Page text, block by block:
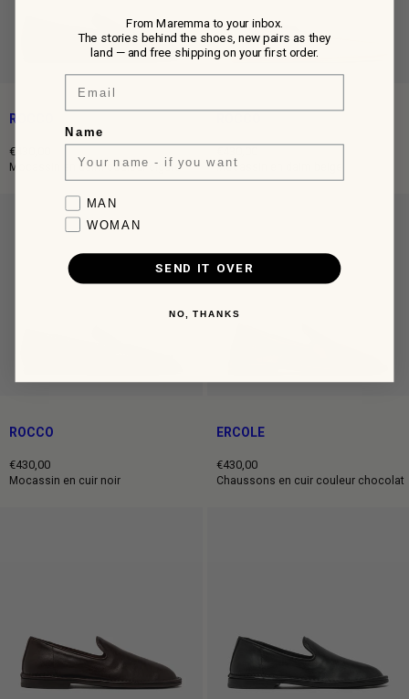
ROCCO
€430,00
Prix
Mocassin en daim couleur cigare
Prix
normal
Mocassin en daim beige
ROCCO
€430,00
Prix
Mocassin en cuir noir
ERCOLE
€430,00
Prix
Chaussons en cuir couleur chocolat
From Maremma to your inbox.
The stories behind the shoes, new pairs as they
land — and free shipping on your first order.
Email
Name
Favorite collection
MAN
WOMAN
SEND IT OVER
NO, THANKS